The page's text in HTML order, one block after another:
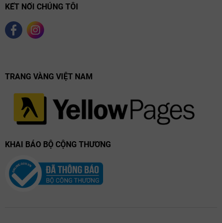
KẾT NỐI CHÚNG TÔI
TRANG VÀNG VIỆT NAM
KHAI BÁO BỘ CỘNG THƯƠNG